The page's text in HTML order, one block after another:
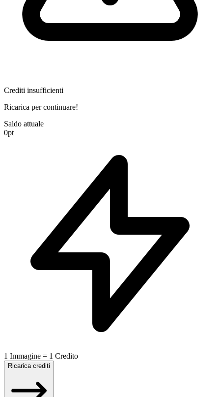
Crediti insufficienti
Ricarica per continuare!
Saldo attuale
0pt
1 Immagine = 1 Credito
Ricarica crediti